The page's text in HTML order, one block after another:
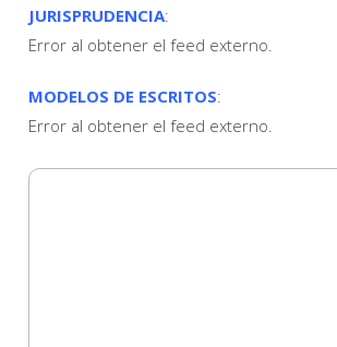
JURISPRUDENCIA:
Error al obtener el feed externo.
MODELOS DE ESCRITOS:
Error al obtener el feed externo.